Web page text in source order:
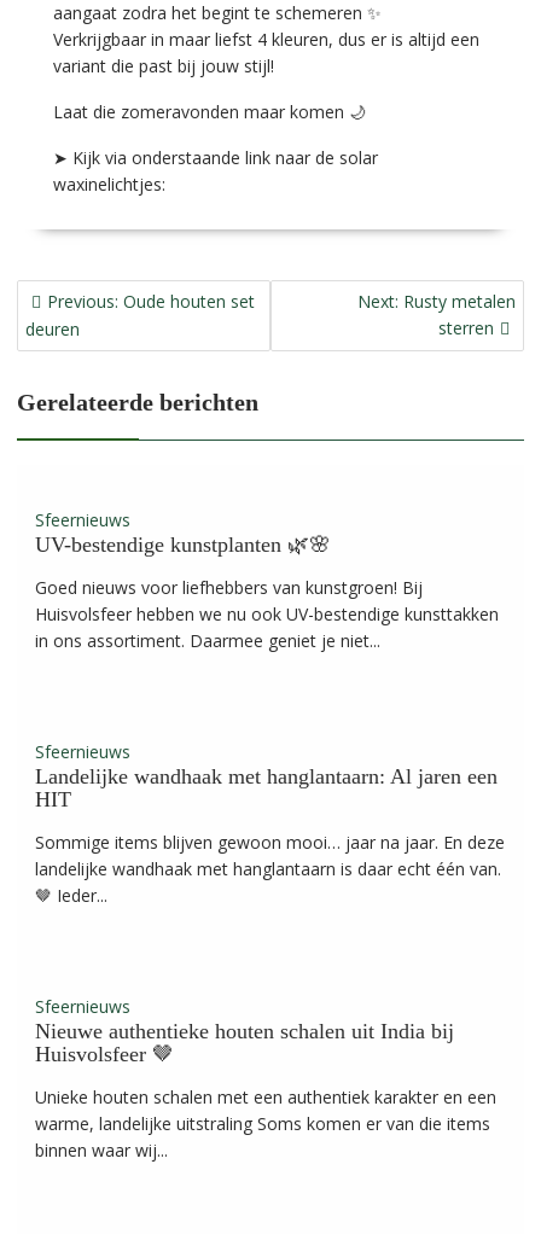
aangaat zodra het begint te schemeren ✨
Verkrijgbaar in maar liefst 4 kleuren, dus er is altijd een
variant die past bij jouw stijl!
Laat die zomeravonden maar komen 🌙
➤ Kijk via onderstaande link naar de solar
waxinelichtjes:
Bericht
navigatie
Previous: Previous
Oude houten set
deuren
Next: Next
post:
Rusty metalen
sterren
Gerelateerde berichten
Sfeernieuws
UV-bestendige kunstplanten 🌿🌸
Goed nieuws voor liefhebbers van kunstgroen! Bij
Huisvolsfeer hebben we nu ook UV-bestendige kunsttakken
in ons assortiment. Daarmee geniet je niet...
Sfeernieuws
Landelijke wandhaak met hanglantaarn: Al jaren een
HIT
Sommige items blijven gewoon mooi… jaar na jaar. En deze
landelijke wandhaak met hanglantaarn is daar echt één van.
🤎 Ieder...
Sfeernieuws
Nieuwe authentieke houten schalen uit India bij
Huisvolsfeer 🤎
Unieke houten schalen met een authentiek karakter en een
warme, landelijke uitstraling Soms komen er van die items
binnen waar wij...